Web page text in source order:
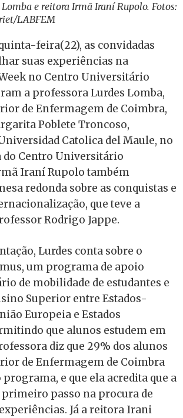
Lomba e reitora Irmã Iraní Rupolo. Fotos:
LABFEM
feira(22), as convidadas
suas experiências na
no Centro Universitário
a professora Lurdes Lomba,
de Enfermagem de Coimbra,
Poblete Troncoso,
Catolica del Maule, no
do Centro Universitário
Iraní Rupolo também
redonda sobre as conquistas e
que teve a
Rodrigo Jappe.
Lurdes conta sobre o
um programa de apoio
de mobilidade de estudantes e
Superior entre Estados-
Europeia e Estados
que alunos estudem em
diz que 29% dos alunos
de Enfermagem de Coimbra
e que ela acredita que a
passo na procura de
Já a reitora Irani